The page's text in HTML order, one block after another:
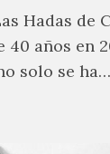
Hadas de
años en
solo se ha…